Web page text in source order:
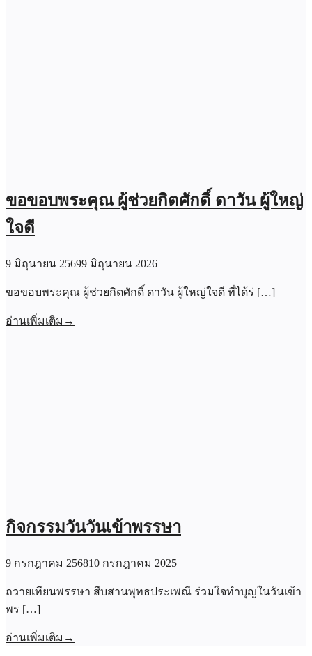
ขอขอบพระคุณ ผู้ช่วยกิตศักดิ์ ดาวัน ผู้ใหญ่
ใจดี
9 มิถุนายน 25699 มิถุนายน 2026
ขอขอบพระคุณ ผู้ช่วยกิตศักดิ์ ดาวัน ผู้ใหญ่ใจดี ที่ได้ร่ […]
อ่านเพิ่มเติม →
กิจกรรมวันวันเข้าพรรษา
9 กรกฎาคม 256810 กรกฎาคม 2025
ถวายเทียนพรรษา สืบสานพุทธประเพณี ร่วมใจทำบุญในวันเข้า
พร […]
อ่านเพิ่มเติม →